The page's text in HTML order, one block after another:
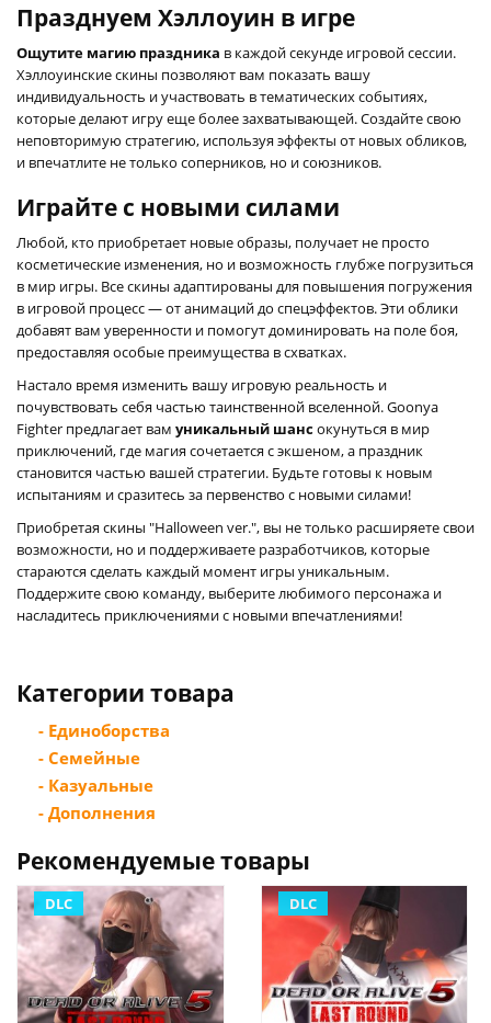
Празднуем Хэллоуин в игре
Ощутите магию праздника в каждой секунде игровой сессии.
Хэллоуинские скины позволяют вам показать вашу
индивидуальность и участвовать в тематических событиях,
которые делают игру еще более захватывающей. Создайте свою
неповторимую стратегию, используя эффекты от новых обликов,
и впечатлите не только соперников, но и союзников.
Играйте с новыми силами
Любой, кто приобретает новые образы, получает не просто
косметические изменения, но и возможность глубже погрузиться
в мир игры. Все скины адаптированы для повышения погружения
в игровой процесс — от анимаций до спецэффектов. Эти облики
добавят вам уверенности и помогут доминировать на поле боя,
предоставляя особые преимущества в схватках.
Настало время изменить вашу игровую реальность и
почувствовать себя частью таинственной вселенной. Goonya
Fighter предлагает вам уникальный шансокунуться в мир
приключений, где магия сочетается с экшеном, а праздник
становится частью вашей стратегии. Будьте готовы к новым
испытаниям и сразитесь за первенство с новыми силами!
Приобретая скины "Halloween ver.", вы не только расширяете свои
возможности, но и поддерживаете разработчиков, которые
стараются сделать каждый момент игры уникальным.
Поддержите свою команду, выберите любимого персонажа и
насладитесь приключениями с новыми впечатлениями!
Категории товара
- Единоборства
- Семейные
- Казуальные
- Дополнения
Рекомендуемые товары
DLC DLC